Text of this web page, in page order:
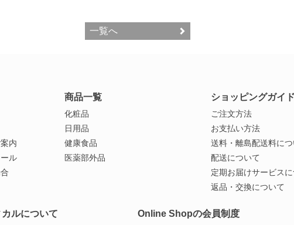
一覧へ
内
ル
商品一覧
化粧品
日用品
健康食品
医薬部外品
ショッピングガイド
ご注文方法
お支払い方法
送料・離島配送料につ
配送について
定期お届けサービスに
返品・交換について
ルについて Online Shopの会員制度